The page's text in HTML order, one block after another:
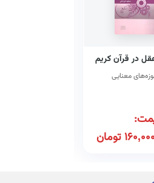
در قرآن کریم
معنایی
160,000تومان